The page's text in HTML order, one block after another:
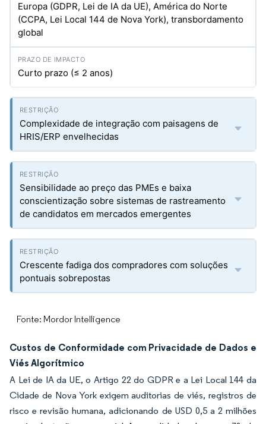
Europa (GDPR, Lei de IA da UE), América do Norte
(CCPA, Lei Local 144 de Nova York), transbordamento
global
Curto prazo (≤ 2 anos)
Complexidade de integração com paisagens de
HRIS/ERP envelhecidas
Sensibilidade ao preço das PMEs e baixa
conscientização sobre sistemas de rastreamento
de candidatos em mercados emergentes
Crescente fadiga dos compradores com soluções
pontuais sobrepostas
Fonte: Mordor Intelligence
Custos de Conformidade com Privacidade de Dados e
Viés Algorítmico
A Lei de IA da UE, o Artigo 22 do GDPR e a Lei Local 144 da
Cidade de Nova York exigem auditorias de viés, registros de
risco e revisão humana, adicionando de USD 0,5 a 2 milhões